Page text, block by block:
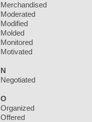
Merchandised
Moderated
Modified
Molded
Monitored
Motivated
N
Negotiated
O
Organized
Offered